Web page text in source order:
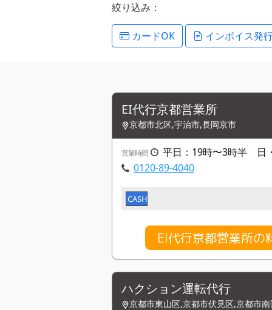
絞り込み：
カードOK インボイス発
EI代行京都営業所
京都市北区,宇治市,長岡京市
営業時間
平日：19時〜3時半 日
0120-89-4040
CASH
EI代行京都営業所の
ハクション運転代行
京都市東山区,京都市伏見区,京都市